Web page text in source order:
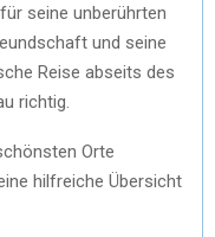
seine unberührten
und seine
Reise abseits des
richtig.
Orte
hilfreiche Übersicht